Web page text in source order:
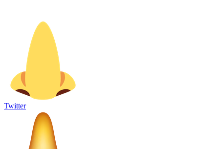
Twitter